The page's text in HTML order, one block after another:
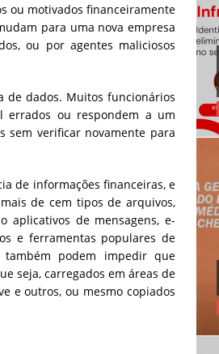
ou motivados financeiramente
para uma nova empresa
ou por agentes maliciosos
de dados. Muitos funcionários
errados ou respondem a um
sem verificar novamente para
de informações financeiras, e
de cem tipos de arquivos,
aplicativos de mensagens, e-
e ferramentas populares de
também podem impedir que
seja, carregados em áreas de
e outros, ou mesmo copiados